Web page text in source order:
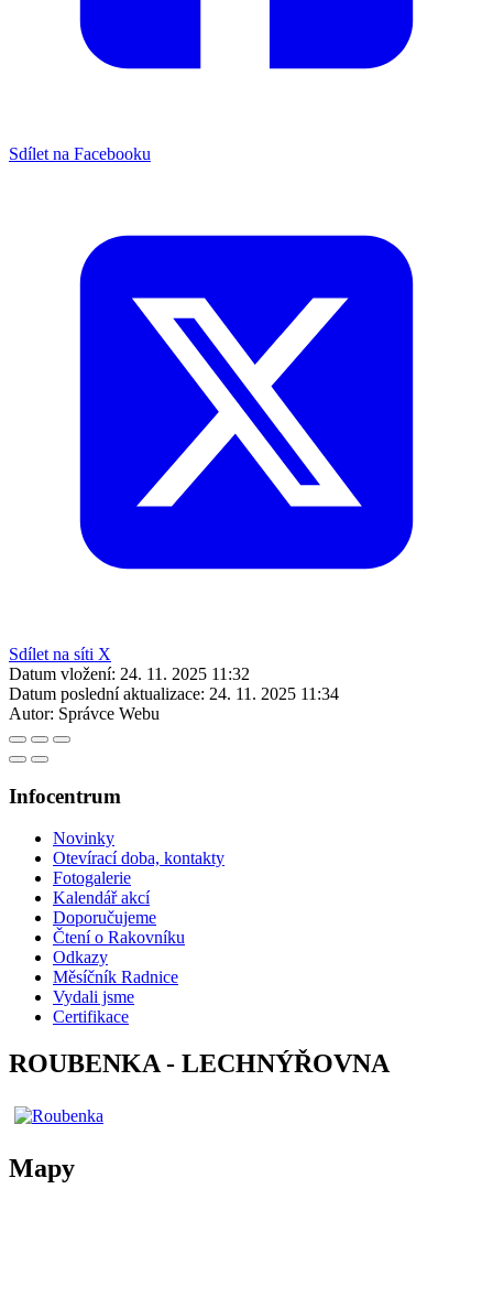
Sdílet na Facebooku
Sdílet na síti X
Datum vložení: 24. 11. 2025 11:32
Datum poslední aktualizace: 24. 11. 2025 11:34
Autor: Správce Webu
Infocentrum
Novinky
Otevírací doba, kontakty
Fotogalerie
Kalendář akcí
Doporučujeme
Čtení o Rakovníku
Odkazy
Měsíčník Radnice
Vydali jsme
Certifikace
ROUBENKA - LECHNÝŘOVNA
Mapy